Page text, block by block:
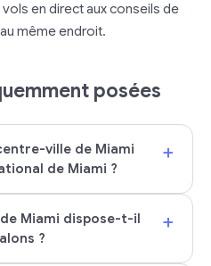
en direct aux conseils de
même endroit.
posées
ville de Miami
de Miami ?
+
Miami dispose-t-il
?
+